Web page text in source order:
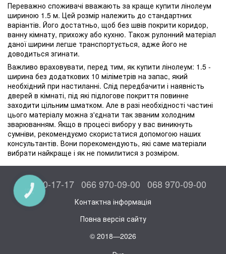
Переважно споживачі вважають за краще купити лінолеум
шириною 1.5 м. Цей розмір належить до стандартних
варіантів. Його достатньо, щоб без швів покрити коридор,
ванну кімнату, прихожу або кухню. Також рулонний матеріал
даної ширини легше транспортується, адже його не
доводиться згинати.
Важливо враховувати, перед тим, як купити лінолеум: 1.5 -
ширина без додаткових 10 міліметрів на запас, який
необхідний при настиланні. Слід передбачити і наявність
дверей в кімнаті, під які підлогове покриття повинне
заходити цільним шматком. Але в разі необхідності частині
цього матеріалу можна з'єднати так званим холодним
зварюванням. Якщо в процесі вибору у вас виникнуть
сумніви, рекомендуємо скористатися допомогою наших
консультантів. Вони порекомендують, які саме матеріали
вибрати найкраще і як не помилитися з розміром.
044 300-17-17 066 970-09-00 068 970-09-00
Контактна інформація
Повна версія сайту
© 2018—2026
КНОПКА
ЗВ'ЯЗКУ